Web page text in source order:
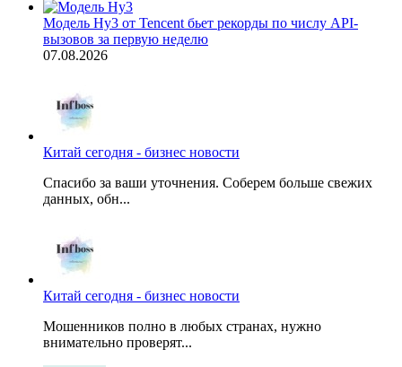
Модель Hy3 от Tencent бьет рекорды по числу API-
вызовов за первую неделю
07.08.2026
Китай сегодня - бизнес новости
Спасибо за ваши уточнения. Соберем больше свежих
данных, обн...
Китай сегодня - бизнес новости
Мошенников полно в любых странах, нужно
внимательно проверят...